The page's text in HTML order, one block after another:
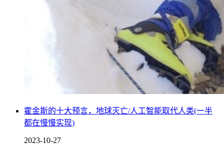
霍金斯的十大预言，地球灭亡/人工智能取代人类(一半
都在慢慢实现)
2023-10-27